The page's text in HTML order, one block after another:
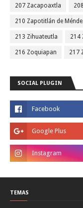
207 Zacapoaxtla
210 Zapotitlán de
213 Zihuateutla 214
216 Zoquiapan 217
SOCIAL PLUGIN
TEMAS